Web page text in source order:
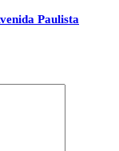
Paulista